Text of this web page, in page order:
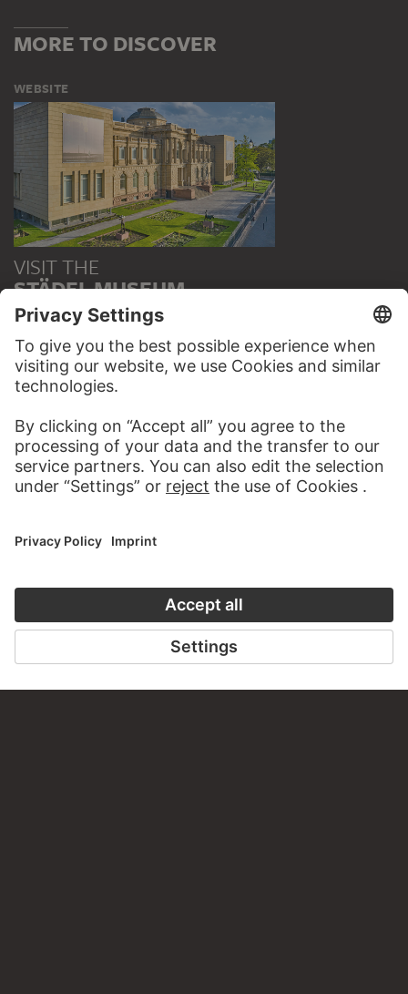
MORE TO DISCOVER
WEBSITE
VISIT THE
STÄDEL MUSEUM
TO THE WEBSITE
CONTACT
PERMALINK